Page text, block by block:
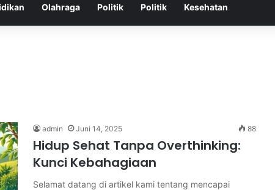
Olahraga Politik Politik Kesehatan
admin Juni 14, 2025 88
Hidup Sehat Tanpa Overthinking:
Kunci Kebahagiaan
Selamat datang di artikel kami tentang mencapai